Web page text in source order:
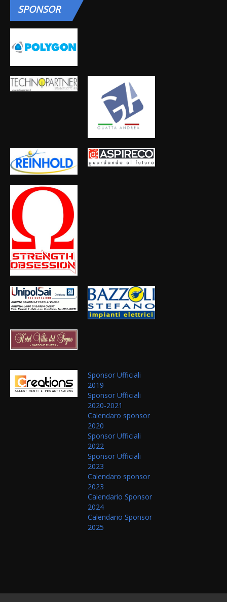
SPONSOR
Sponsor Ufficiali
2019
Sponsor Ufficiali
2020-2021
Calendaro sponsor
2020
Sponsor Ufficiali
2022
Sponsor Ufficiali
2023
Calendaro sponsor
2023
Calendario Sponsor
2024
Calendario Sponsor
2025